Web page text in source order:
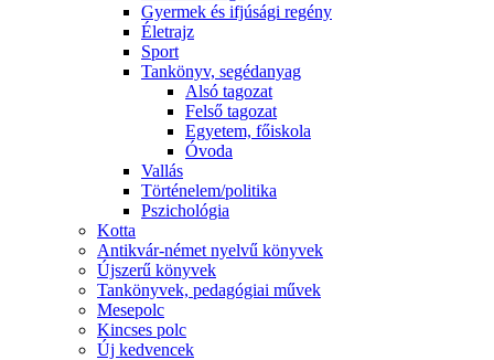
Gyermek és ifjúsági regény
Életrajz
Sport
Tankönyv, segédanyag
Alsó tagozat
Felső tagozat
Egyetem, főiskola
Óvoda
Vallás
Történelem/politika
Pszichológia
Kotta
Antikvár-német nyelvű könyvek
Újszerű könyvek
Tankönyvek, pedagógiai művek
Mesepolc
Kincses polc
Új kedvencek